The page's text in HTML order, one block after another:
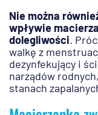
Nie można
wpływie
dolegliwości.
walkę z
dezynfekujący i
narządów
stanach